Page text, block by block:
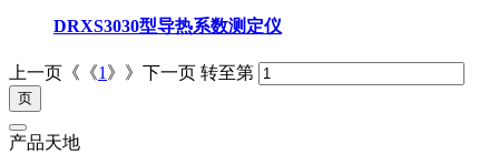
DRXS3030型导热系数测定仪
上一页《《1 》》下一页 转至第
产品天地